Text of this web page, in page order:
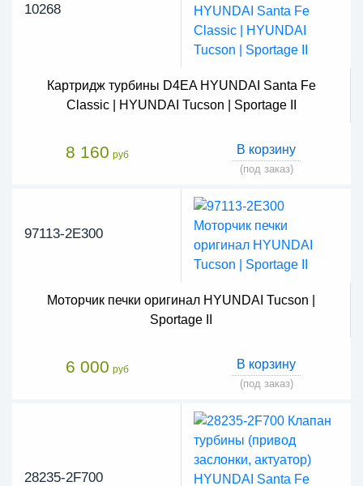
10268
Картридж турбины D4EA HYUNDAI Santa Fe
Classic | HYUNDAI Tucson | Sportage II
8 160 руб В корзину
(под заказ)
97113-2E300
Моторчик печки оригинал HYUNDAI Tucson |
Sportage II
6 000 руб В корзину
(под заказ)
28235-2F700